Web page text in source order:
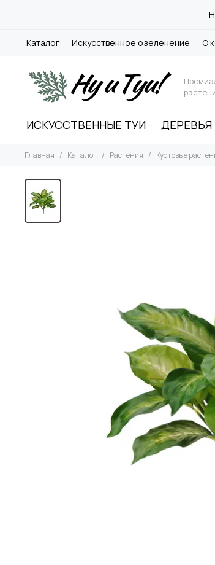
Каталог Искусственное озеленение О
ИСКУССТВЕННЫЕ ТУИ ДЕРЕВЬЯ
Главная Каталог Растения Кустовые